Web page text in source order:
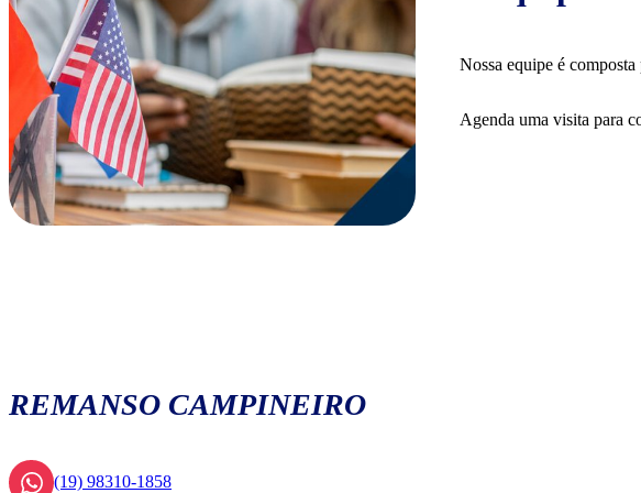
Nossa equipe é
Agenda uma visita para
REMANSO CAMPINEIRO
(19) 98310-1858